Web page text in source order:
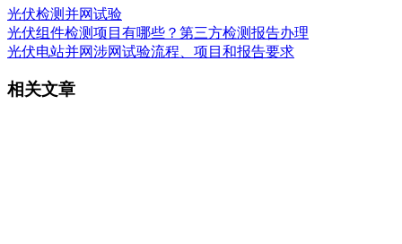
光伏检测并网试验
光伏组件检测项目有哪些？第三方检测报告办理
光伏电站并网涉网试验流程、项目和报告要求
相关文章